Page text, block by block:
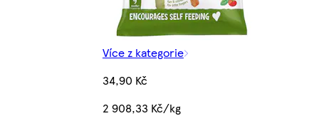
Více z kategorie
34,90 Kč
2 908,33 Kč/kg